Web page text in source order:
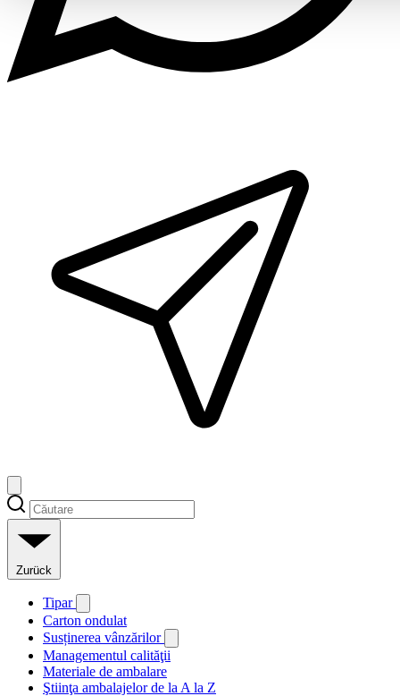
Zurück
Tipar
Carton ondulat
Susținerea vânzărilor
Managementul calităţii
Materiale de ambalare
Ştiinţa ambalajelor de la A la Z